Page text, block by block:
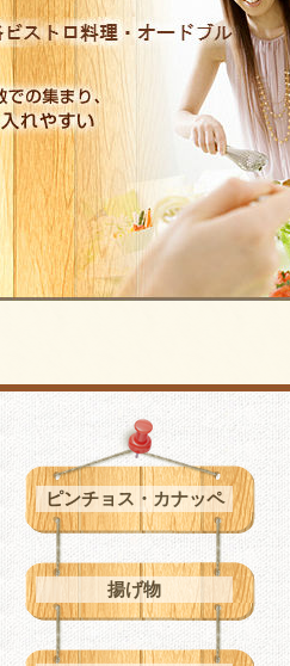
ピンチョス・カナッペ
揚げ物